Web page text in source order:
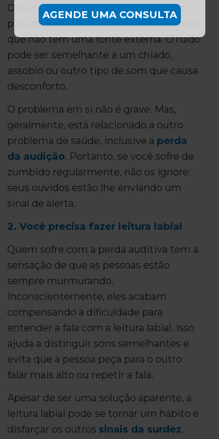
AGENDE UMA CONSULTA
O
zumbido no ouvidoé caracterizado
por um som constante ou intermitente
que não tem uma fonte externa. O ruído
pode ser semelhante a um chiado,
assobio ou outro tipo de som que causa
desconforto.
O problema em si não é grave. Mas,
geralmente, está relacionado a outro
problema de saúde, inclusive a perda
da audição. Portanto, se você sofre de
zumbido regularmente, não os ignore:
seus ouvidos estão lhe enviando um
sinal de alerta.
2. Você precisa fazer leitura labial
Quem sofre com a perda auditiva tem a
sensação de que as pessoas estão
sempre murmurando.
Inconscientemente, eles acabam
compensando a dificuldade para
entender a fala com a leitura labial. Isso
ajuda a distinguir sons semelhantes e
evita que a pessoa peça para o outro
falar mais alto ou repetir a fala.
Apesar de ser uma solução aparente, a
leitura labial pode se tornar um hábito e
disfarçar os outros sinais da surdez.